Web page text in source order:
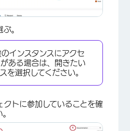
ぶ。
インスタンスにアクセ
ある場合は、開きたい
を選択してください。
クトに参加していることを確